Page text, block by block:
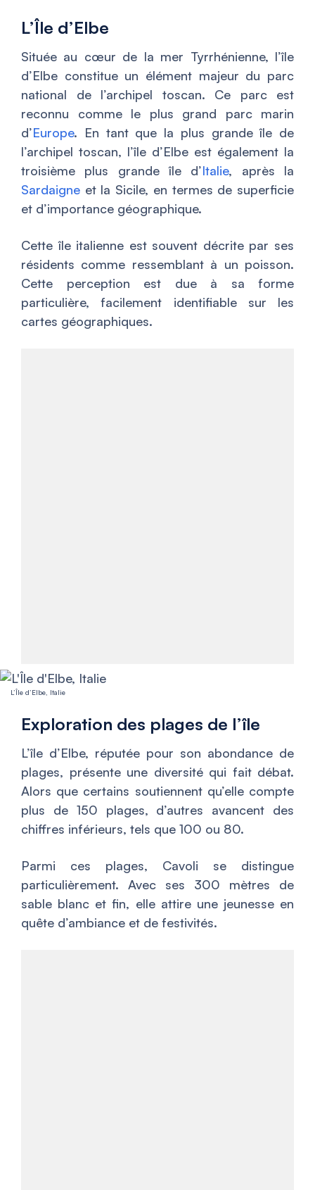
L’Île d’Elbe
Située au cœur de la mer Tyrrhénienne, l’île
d’Elbe constitue un élément majeur du parc
national de l’archipel toscan. Ce parc est
reconnu comme le plus grand parc marin
d’Europe. En tant que la plus grande île de
l’archipel toscan, l’île d’Elbe est également la
troisième plus grande île d’Italie, après la
Sardaigne et la Sicile, en termes de superficie
et d’importance géographique.
Cette île italienne est souvent décrite par ses
résidents comme ressemblant à un poisson.
Cette perception est due à sa forme
particulière, facilement identifiable sur les
cartes géographiques.
L’Île d’Elbe, Italie
Exploration des plages de l’île
L’île d’Elbe, réputée pour son abondance de
plages, présente une diversité qui fait débat.
Alors que certains soutiennent qu’elle compte
plus de 150 plages, d’autres avancent des
chiffres inférieurs, tels que 100 ou 80.
Parmi ces plages, Cavoli se distingue
particulièrement. Avec ses 300 mètres de
sable blanc et fin, elle attire une jeunesse en
quête d’ambiance et de festivités.